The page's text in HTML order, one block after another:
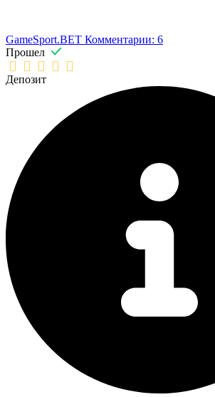
GameSport.BET Комментарии: 6
Прошел
Депозит